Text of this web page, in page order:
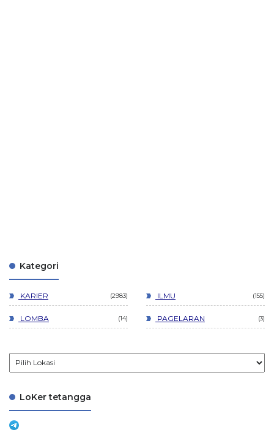
Kategori
KARIER 2983 ILMU 155
LOMBA 14 PAGELARAN 3
LoKer tetangga